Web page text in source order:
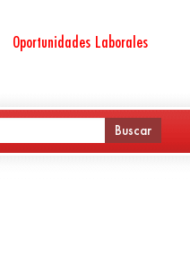
Oportunidades Laborales